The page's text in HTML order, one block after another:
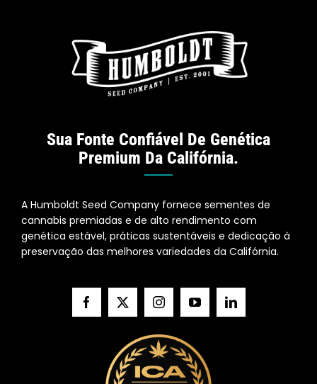
Sua Fonte Confiável De Genética
Premium Da Califórnia.
A Humboldt Seed Company fornece sementes de
cannabis premiadas e de alto rendimento com
genética estável, práticas sustentáveis e dedicação à
preservação das melhores variedades da Califórnia.